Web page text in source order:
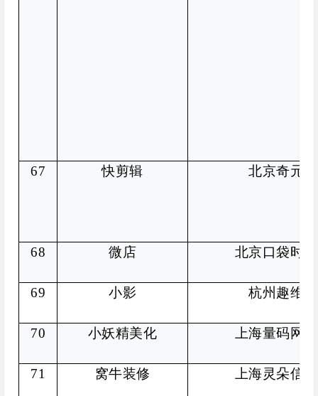
67 快剪辑 北京奇元
68 微店 北京口袋时
69 小影 杭州趣维
70 小妖精美化 上海量码网
71 窝牛装修 上海灵朵信